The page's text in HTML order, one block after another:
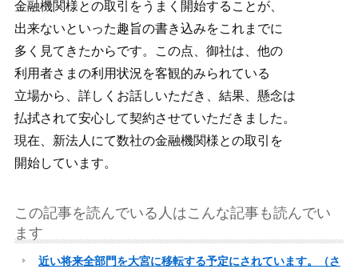
金融機関様との取引をうまく開始することが、
出来ないといった趣旨の書き込みをこれまでに
多く見てきたからです。この点、御社は、他の
利用者さまの利用状況を客観的みられている
立場から、詳しくお話しいただき、結果、懸念は
払拭されて安心して契約させていただきました。
現在、新法人にて数社の金融機関様との取引を
開始しています。
この記事を読んでいる人はこんな記事も読んでい
ます
近い将来全部門を大宮に移転する予定にされています。（さ